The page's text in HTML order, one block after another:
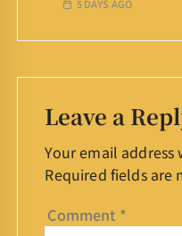
5 DAYS AGO
Leave a
Your email
Required fields are
Comment *